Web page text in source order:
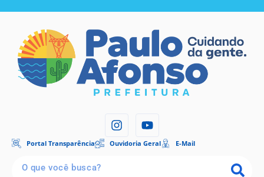
Portal Transparência Ouvidoria Geral E-Mail